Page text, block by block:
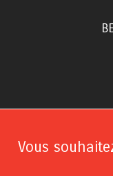
Vous